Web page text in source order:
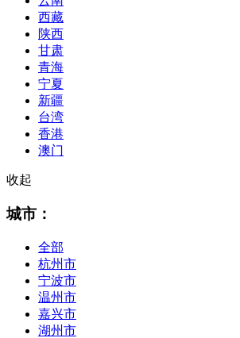
西藏
陕西
甘肃
青海
宁夏
新疆
台湾
香港
澳门
收起
城市：
全部
杭州市
宁波市
温州市
嘉兴市
湖州市